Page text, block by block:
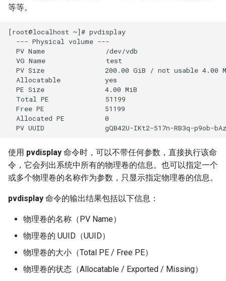
4.4 伸缩逻辑卷
4.5 删除逻辑卷
5. 文件系统管理
等等。
[root@localhost ~]# pvdisplay
  --- Physical volume ---
  PV Name               /dev/vdb
  VG Name               test
PV Size               200.00 GiB / not usable 4.00
  Allocatable           yes
  PE Size               4.00 MiB
  Total PE              51199
  Free PE               51199
  Allocated PE          0
使用 pvdisplay 命令时，可以不带任何参数，直接执行该命
令，它会列出系统中所有的物理卷的信息。也可以指定一个
或多个物理卷的名称作为参数，只显示指定物理卷的信息。
pvdisplay 命令的输出结果包括以下信息：
物理卷的名称（PV Name）
物理卷的 UUID（UUID）
物理卷的大小（Total PE / Free PE）
物理卷的状态（Allocatable / Exported / Missing）